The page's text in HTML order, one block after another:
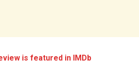
is featured in IMDb